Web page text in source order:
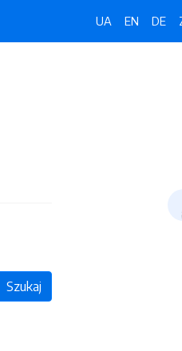
UA EN DE
Szukaj